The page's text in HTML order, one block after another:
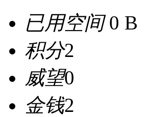
已用空间0 B
积分2
威望0
金钱2